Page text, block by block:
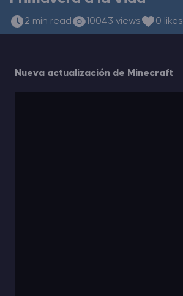
2 min read 10043 views 0 likes
Nueva actualización de Minecraft